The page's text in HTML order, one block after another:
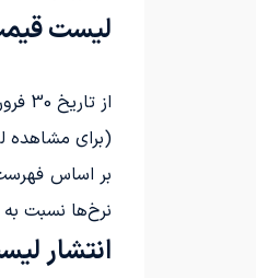
لیست
از تاریخ 30 فروردین 1405، شرکت ایران خودرو فهرست قیمت‌های محصولات خود را به شرح جدول زیر اعلام نموده است:
(برای مشاهده
نرخ‌ها نسبت به اسفندماه ۱۴۰۴ کمی تغییر کرده‌اند. برای
انتشار